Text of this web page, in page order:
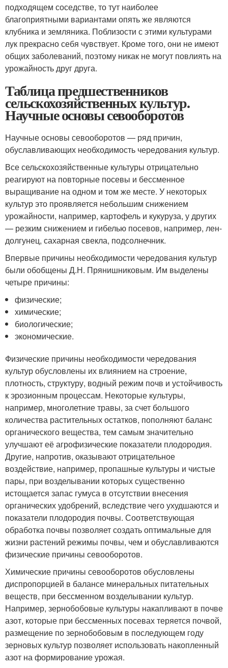
подходящем соседстве, то тут наиболее
благоприятными вариантами опять же являются
клубника и земляника. Поблизости с этими культурами
лук прекрасно себя чувствует. Кроме того, они не имеют
общих заболеваний, поэтому никак не могут повлиять на
урожайность друг друга.
Таблица предшественников
сельскохозяйственных культур.
Научные основы севооборотов
Научные основы севооборотов — ряд причин,
обуславливающих необходимость чередования культур.
Все сельскохозяйственные культуры отрицательно
реагируют на повторные посевы и бессменное
выращивание на одном и том же месте. У некоторых
культур это проявляется небольшим снижением
урожайности, например, картофель и кукуруза, у других
— резким снижением и гибелью посевов, например, лен-
долгунец, сахарная свекла, подсолнечник.
Впервые причины необходимости чередования культур
были обобщены Д.Н. Прянишниковым. Им выделены
четыре причины:
физические;
химические;
биологические;
экономические.
Физические причины необходимости чередования
культур обусловлены их влиянием на строение,
плотность, структуру, водный режим почв и устойчивость
к эрозионным процессам. Некоторые культуры,
например, многолетние травы, за счет большого
количества растительных остатков, пополняют баланс
органического вещества, тем самым значительно
улучшают её агрофизические показатели плодородия.
Другие, напротив, оказывают отрицательное
воздействие, например, пропашные культуры и чистые
пары, при возделывании которых существенно
истощается запас гумуса в отсутствии внесения
органических удобрений, вследствие чего ухудшаются и
показатели плодородия почвы. Соответствующая
обработка почвы позволяет создать оптимальные для
жизни растений режимы почвы, чем и обуславливаются
физические причины севооборотов.
Химические причины севооборотов обусловлены
диспропорцией в балансе минеральных питательных
веществ, при бессменном возделывании культур.
Например, зернобобовые культуры накапливают в почве
азот, которые при бессменных посевах теряется почвой,
размещение по зернобобовым в последующем году
зерновых культур позволяет использовать накопленный
азот на формирование урожая.